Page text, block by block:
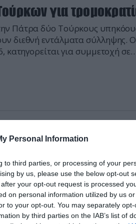
Personal Information
to third parties, or processing of your
by us, please use the below opt-out
your opt-out request is processed
on personal information utilized by us
to your opt-out. You may separately
by third parties on the IAB’s list of
για
Πάτρα δύο Τούρκους
διεθνή εντάλματα σύλληψης. Ο
κατηγορείται για συμμετοχή σε
ανήλικων διαρρηκτών
εννέα διαρρήξεις σε
στη Βέροια, κατά τους δύο
εξάρθρωσε η αστυνομία. Οι
και εις βάρος τους σχηματίστηκε
ότι απέσπασε από τους
ηλεκτρονικό υπολογιστή.